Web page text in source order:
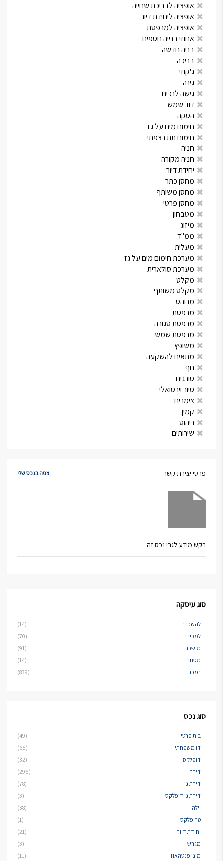
אופציה לבריכת שחייה
אופציה ליחידת דיור
אופציה למרפסת
אחוזי בנייה נוספים
בניה חדשה
בריכה
ג'קוזי
גינה
גישה לנכים
דוד שמש
הסקה
חימום מים על גז
חימום תת רצפתי
חניה
חניה מקורה
יחידת דיור
מחסן כתר
מחסן משותף
מחסן פרטי
מטבחון
מיזוג
ממ"ד
מעלית
מערכת חימום מים על גז
מערכת סולארית
מקלט
מקלט משותף
מרוהט
מרפסת
מרפסת סגורה
מרפסת שמש
משופץ
מתאים להשקעה
נוף
סורגים
סיור וירטואלי
צימרים
קמין
ריהוט
שירותים
פרטי יצירת קשר צפה בנכס שלי
בקש מידע לגבי נכס זה
סוג עיסקה
להשכרה
(14)
למכירה
(70)
מושכר
(91)
מסחרי
(14)
נמכר
(839)
סוג נכס
בית פרטי
(49)
דו משפחתי
(65)
דופלקס
(32)
דירה
(295)
דירת גן
(78)
דירת גן דופלקס
(3)
וילה
(38)
טריפלקס
(1)
יחידת דיור
(21)
מגרש
(3)
מיני פנטהאוז
(11)